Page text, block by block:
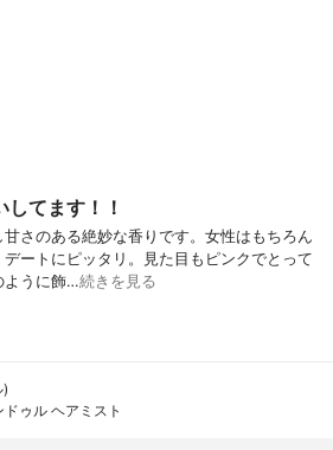
てます！！
さのある絶妙な香りです。女性はもちろん
ートにピッタリ。見た目もピンクでとって
ように飾…続きを見る
ゥル ヘアミスト